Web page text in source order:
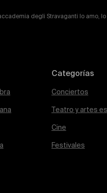
degli Stravaganti Io amo,
Categorías
Conciertos
Teatro y artes
Cine
Festivales